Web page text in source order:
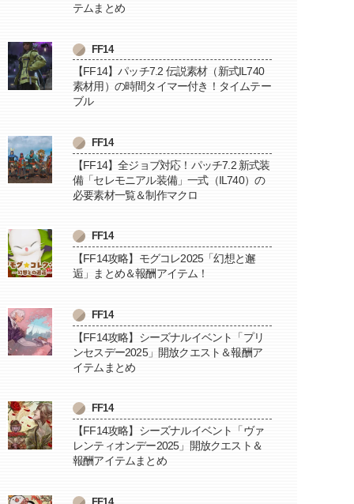
テムまとめ
FF14
【FF14】パッチ7.2 伝説素材（新式IL740
素材用）の時間タイマー付き！タイムテー
ブル
FF14
【FF14】全ジョブ対応！パッチ7.2 新式装
備「セレモニアル装備」一式（IL740）の
必要素材一覧＆制作マクロ
FF14
【FF14攻略】モグコレ2025「幻想と邂
逅」まとめ＆報酬アイテム！
FF14
【FF14攻略】シーズナルイベント「プリ
ンセスデー2025」開放クエスト＆報酬ア
イテムまとめ
FF14
【FF14攻略】シーズナルイベント「ヴァ
レンティオンデー2025」開放クエスト＆
報酬アイテムまとめ